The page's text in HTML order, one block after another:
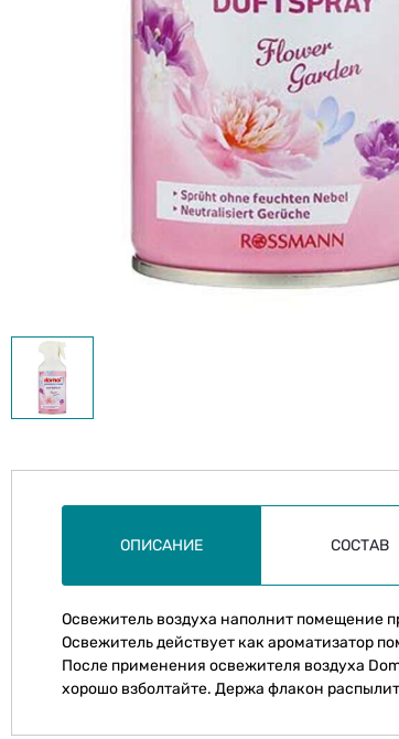
ОПИСАНИЕ СОСТАВ
Освежитель воздуха наполнит помещение
Освежитель действует как ароматизатор
После применения освежителя воздуха
хорошо взболтайте. Держа флакон